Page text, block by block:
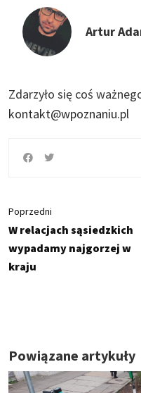
Artur
Zdarzyło się coś
kontakt@wpoznaniu.pl
Poprzedni
W relacjach sąsiedzkich
wypadamy najgorzej w
kraju
Powiązane artykuły